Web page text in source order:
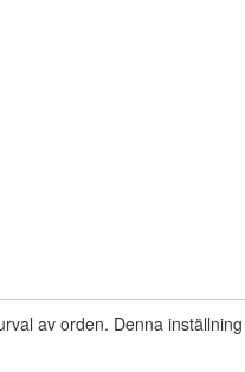
av orden. Denna